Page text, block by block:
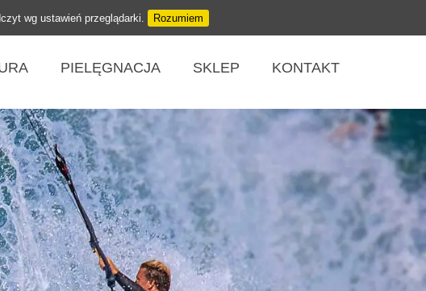
wg ustawień przeglądarki. Rozumiem
PIELĘGNACJA SKLEP KONTAKT